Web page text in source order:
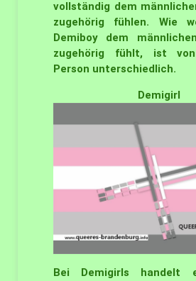
vollständig dem
zugehörig fühlen. Wie
Demiboy dem
zugehörig fühlt, ist
Person unterschiedlich.
Demigirl
Bei Demigirls handelt